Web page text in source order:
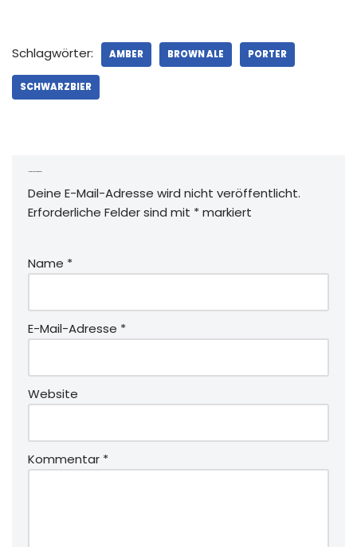
Schlagwörter: AMBER BROWN ALE PORTER
SCHWARZBIER
Deine E-Mail-Adresse wird nicht veröffentlicht.
Erforderliche Felder sind mit *markiert
Name *
E-Mail-Adresse *
Website
Kommentar *